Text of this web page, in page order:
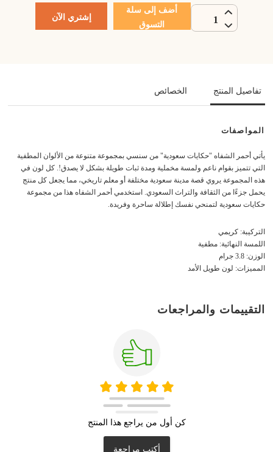
1
أضف إلى سلة
التسوق
إشتري الآن
تفاصيل المنتج الخصائص
المواصفات
يأتي أحمر الشفاه "حكايات سعودية" من سنسي بمجموعة متنوعة من الألوان المطفية
التي تتميز بقوام ناعم ولمسة مخملية ومدة ثبات طويلة بشكل لا يصدق!. كل لون في
هذه المجموعة يروي قصة مدينة سعودية مختلفة أو معلم تاريخي، مما يجعل كل منتج
يحمل جزءًا من الثقافة والتراث السعودي. استخدمي أحمر الشفاه هذا من مجموعة
حكايات سعودية لتمنحي نفسك إطلالة ساحرة وفريدة.
التركيبة: كريمي
اللمسة النهائية: مطفية
الوزن: 3.8 جرام
المميزات: لون طويل الأمد
التقييمات والمراجعات
كن أول من يراجع هذا المنتج
أكتب مراجعة